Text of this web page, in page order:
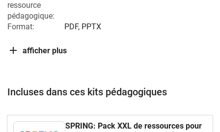
ressource
pédagogique:
Format: PDF, PPTX
afficher plus
Incluses dans ces kits pédagogiques
SPRING: Pack XXL de ressources pour